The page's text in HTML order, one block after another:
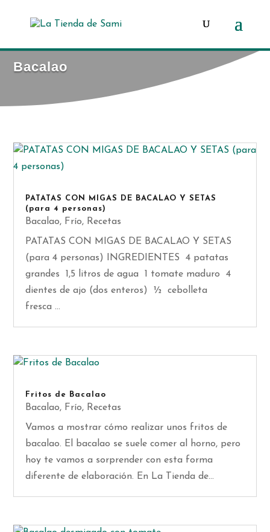
Bacalao
PATATAS CON MIGAS DE BACALAO Y SETAS
(para 4 personas)
Bacalao, Frío, Recetas
PATATAS CON MIGAS DE BACALAO Y SETAS
(para 4 personas) INGREDIENTES 4 patatas
grandes 1,5 litros de agua 1 tomate maduro 4
dientes de ajo (dos enteros) ½ cebolleta
fresca ...
Fritos de Bacalao
Bacalao, Frío, Recetas
Vamos a mostrar cómo realizar unos fritos de
bacalao. El bacalao se suele comer al horno, pero
hoy te vamos a sorprender con esta forma
diferente de elaboración. En La Tienda de...